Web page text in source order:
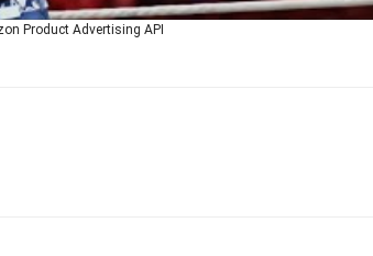
Product Advertising API